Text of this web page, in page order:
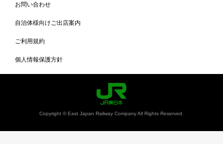
お問い合わせ
自治体様向けご出店案内
ご利用規約
個人情報保護方針
Copyright © East Japan Railway Company All Rights Reserved.